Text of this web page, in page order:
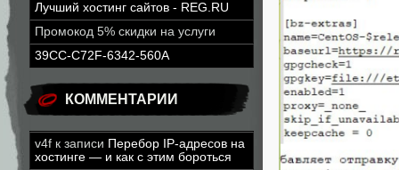
Лучший хостинг сайтов - REG.RU
Промокод 5% скидки на услуги
39CC-C72F-6342-560A
КОММЕНТАРИИ
v4f к записи Перебор IP-адресов на
хостинге — и как с этим бороться